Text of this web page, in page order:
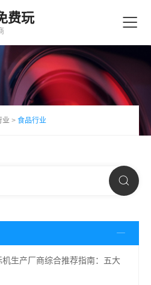
费玩
业 > 食品行业
生产厂商综合推荐指南：五大